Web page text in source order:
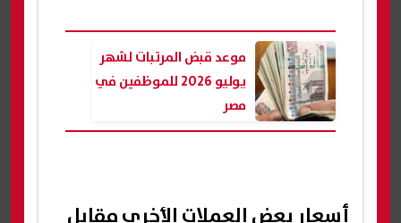
موعد قبض المرتبات لشهر
يوليو 2026 للموظفين في
مصر